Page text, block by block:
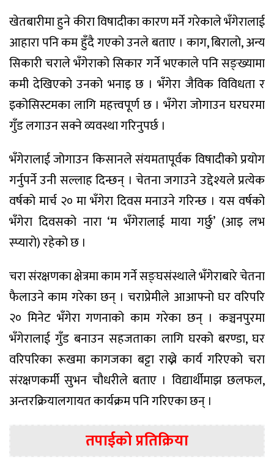
खेतबारीमा हुने कीरा विषादीका कारण मर्ने गरेकाले भँगेरालाई
आहारा पनि कम हुँदै गएको उनले बताए । काग, बिरालो, अन्य
सिकारी चराले भँगेराको सिकार गर्ने भएकाले पनि सङ्ख्यामा
कमी देखिएको उनको भनाइ छ । भँगेरा जैविक विविधता र
इकोसिस्टमका लागि महत्त्वपूर्ण छ । भँगेरा जोगाउन घरघरमा
गुँड लगाउन सक्ने व्यवस्था गरिनुपर्छ ।
भँगेरालाई जोगाउन किसानले संयमतापूर्वक विषादीको प्रयोग
गर्नुपर्ने उनी सल्लाह दिन्छन् । चेतना जगाउने उद्देश्यले प्रत्येक
वर्षको मार्च २० मा भँगेरा दिवस मनाउने गरिन्छ । यस वर्षको
भँगेरा दिवसको नारा ‘म भँगेरालाई माया गर्छु’ (आइ लभ
स्प्यारो) रहेको छ ।
चरा संरक्षणका क्षेत्रमा काम गर्ने सङ्घसंस्थाले भँगेराबारे चेतना
फैलाउने काम गरेका छन् । चराप्रेमीले आआफ्नो घर वरिपरि
२० मिनेट भँगेरा गणनाको काम गरेका छन् । कञ्चनपुरमा
भँगेरालाई गुँड बनाउन सहजताका लागि घरको बरण्डा, घर
वरिपरिका रूखमा कागजका बट्टा राख्ने कार्य गरिएको चरा
संरक्षणकर्मी सुभन चौधरीले बताए । विद्यार्थीमाझ छलफल,
अन्तरक्रियालगायत कार्यक्रम पनि गरिएका छन् ।
तपाईको प्रतिक्रिया